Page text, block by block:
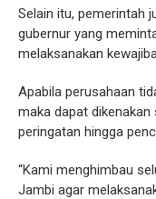
Selain itu, pemerintah
gubernur yang
melaksanakan
Apabila perusahaan
maka dapat
peringatan hingga
“Kami menghimbau
Jambi agar